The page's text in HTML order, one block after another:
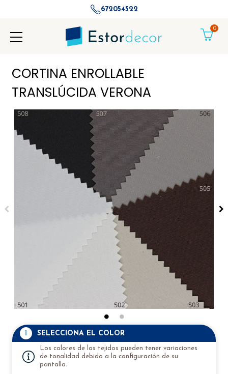
672054522
0
CORTINA ENROLLABLE
TRANSLÚCIDA VERONA
1 SELECCIONA EL COLOR
Los colores de los tejidos pueden tener variaciones
de tonalidad debido a la configuración de su
pantalla.